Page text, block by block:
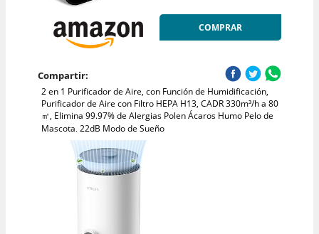
COMPRAR
Compartir:
2 en 1 Purificador de Aire, con Función de Humidificación,
Purificador de Aire con Filtro HEPA H13, CADR 330m³/h a 80
㎡, Elimina 99.97% de Alergias Polen Ácaros Humo Pelo de
Mascota, 22dB Modo de Sueño